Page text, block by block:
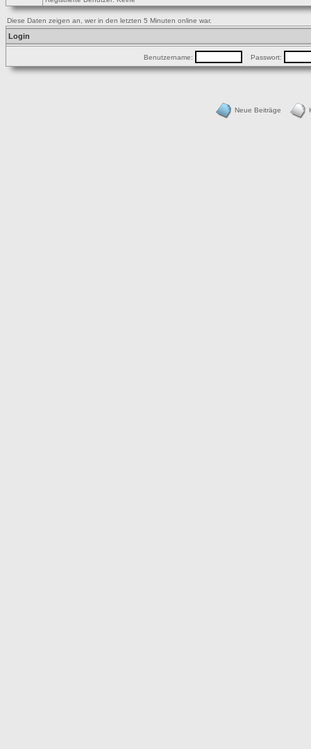
Diese Daten zeigen an, wer in den letzten 5 Minuten online war.
Login
Benutzername: Passwort:
Neue Beiträge